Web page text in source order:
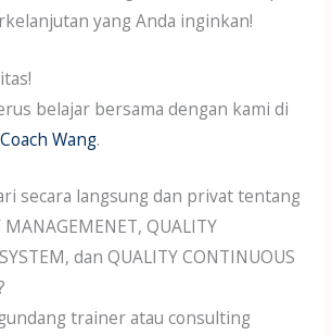
yang Anda inginkan!
belajar bersama dengan kami di
Coach Wang.
secara langsung dan privat tentang
QUALITY
dan QUALITY CONTINUOUS
trainer atau consulting